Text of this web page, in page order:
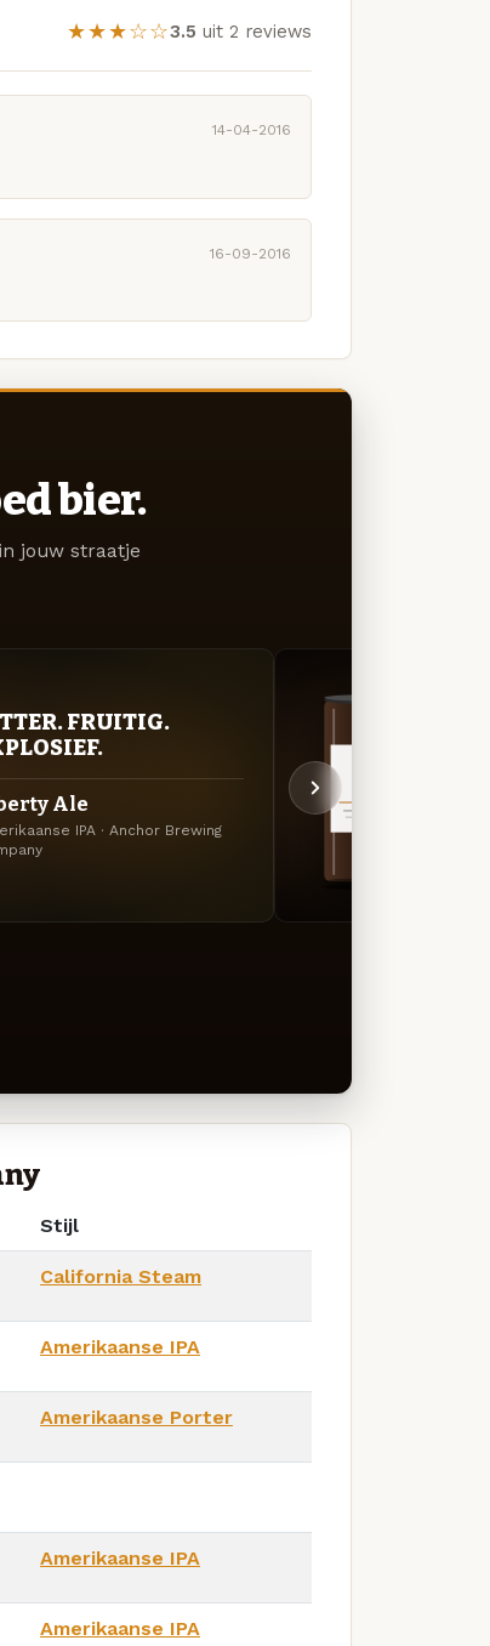
★★★☆☆3.5 uit 2 reviews
14-04-2016
16-09-2016
bier.
jouw straatje
FRUITIG.
Ale
IPA · Anchor Brewing
Stijl
California Steam
Amerikaanse IPA
Amerikaanse Porter
Amerikaanse IPA
Amerikaanse IPA